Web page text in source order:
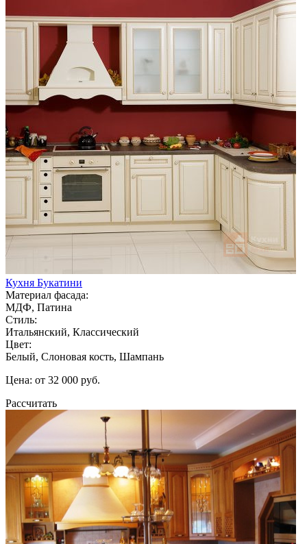
Кухня Букатини
Материал фасада:
МДФ, Патина
Стиль:
Итальянский, Классический
Цвет:
Белый, Слоновая кость, Шампань
Цена: от 32 000 руб.
Рассчитать